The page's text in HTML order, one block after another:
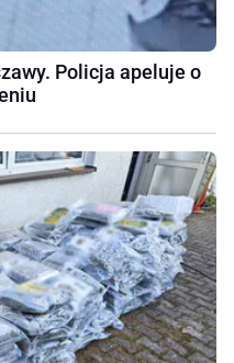
Policja apeluje o